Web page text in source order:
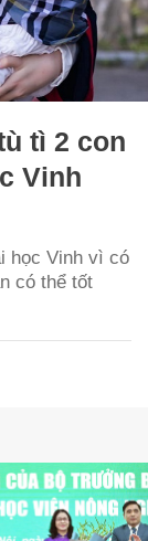
tì 2 con
Vinh
học Vinh vì có
có thể tốt